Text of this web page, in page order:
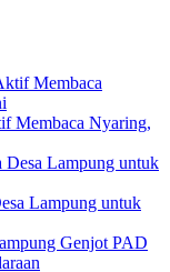
Membaca Nyaring,
Lampung untuk